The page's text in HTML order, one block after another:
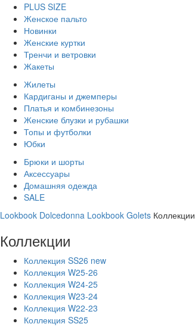
PLUS SIZE
Женское пальто
Новинки
Женские куртки
Тренчи и ветровки
Жакеты
Жилеты
Кардиганы и джемперы
Платья и комбинезоны
Женские блузки и рубашки
Топы и футболки
Юбки
Брюки и шорты
Аксессуары
Домашняя одежда
SALE
Lookbook Dolcedonna Lookbook Golets Коллекции
Коллекции
Коллекция SS26 new
Коллекция W25-26
Коллекция W24-25
Коллекция W23-24
Коллекция W22-23
Коллекция SS25